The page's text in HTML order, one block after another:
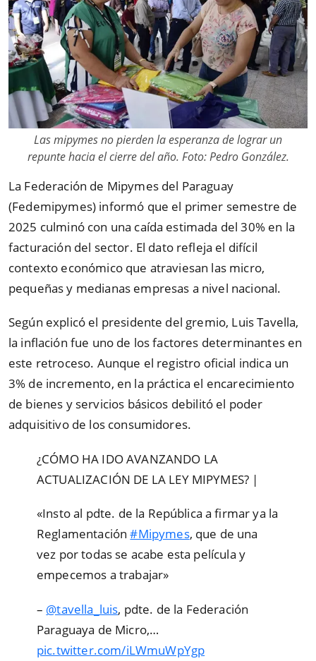
Las mipymes no pierden la esperanza de lograr un
repunte hacia el cierre del año. Foto: Pedro González.
La Federación de Mipymes del Paraguay
(Fedemipymes) informó que el primer semestre de
2025 culminó con una caída estimada del 30% en la
facturación del sector. El dato refleja el difícil
contexto económico que atraviesan las micro,
pequeñas y medianas empresas a nivel nacional.
Según explicó el presidente del gremio, Luis Tavella,
la inflación fue uno de los factores determinantes en
este retroceso. Aunque el registro oficial indica un
3% de incremento, en la práctica el encarecimiento
de bienes y servicios básicos debilitó el poder
adquisitivo de los consumidores.
¿CÓMO HA IDO AVANZANDO LA
ACTUALIZACIÓN DE LA LEY MIPYMES? |
«Insto al pdte. de la República a firmar ya la
Reglamentación#Mipymes, que de una
vez por todas se acabe esta película y
empecemos a trabajar»
– @tavella_luis, pdte. de la Federación
Paraguaya de Micro,…
pic.twitter.com/iLWmuWpYgp